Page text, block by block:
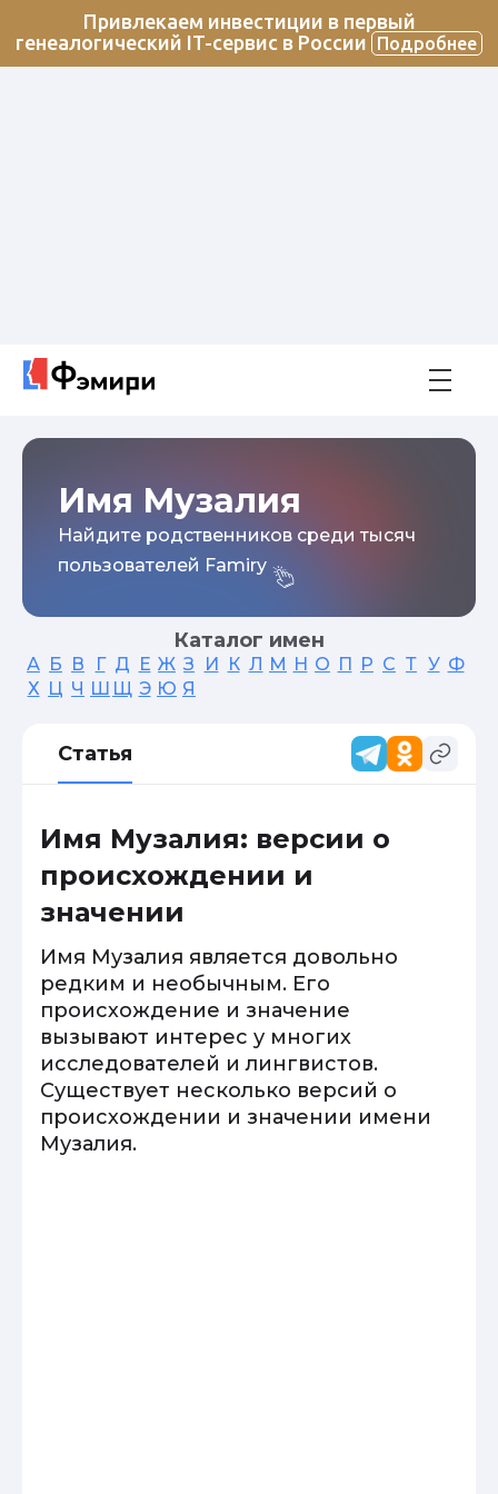
Привлекаем инвестиции в первый
генеалогический IT-сервис в России
Подробнее
Имя Музалия
Найдите родственников среди тысяч
пользователей Famiry
Каталог имен
А Б В Г Д Е Ж З И К Л М Н О П Р С Т У Ф
Х Ц Ч Ш Щ Э Ю Я
Статья
Имя Музалия: версии о
происхождении и
значении
Имя Музалия является довольно
редким и необычным. Его
происхождение и значение
вызывают интерес у многих
исследователей и лингвистов.
Существует несколько версий о
происхождении и значении имени
Музалия.